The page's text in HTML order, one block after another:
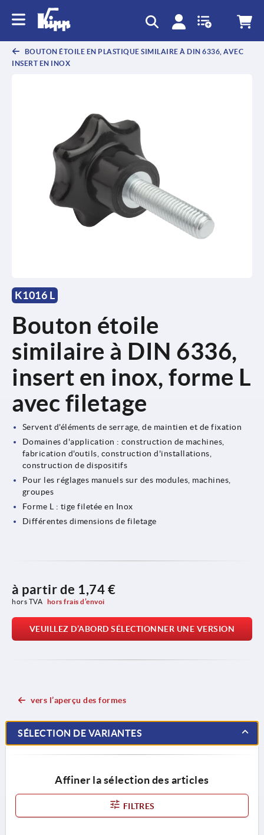
BOUTON ÉTOILE EN PLASTIQUE SIMILAIRE À DIN 6336, AVEC
INSERT EN INOX
K1016 L
Bouton étoile
similaire à DIN 6336,
insert en inox, forme L
avec filetage
Servent d'éléments de serrage, de maintien et de fixation
Domaines d'application : construction de machines,
fabrication d'outils, construction d'installations,
construction de dispositifs
Pour les réglages manuels sur des modules, machines,
groupes
Forme L : tige filetée en Inox
Différentes dimensions de filetage
à partir de 1,74 €
hors TVA hors frais d’envoi
VEUILLEZ D’ABORD SÉLECTIONNER UNE VERSION
vers l’aperçu des formes
SÉLECTION DE VARIANTES
Affiner la sélection des articles
FILTRES